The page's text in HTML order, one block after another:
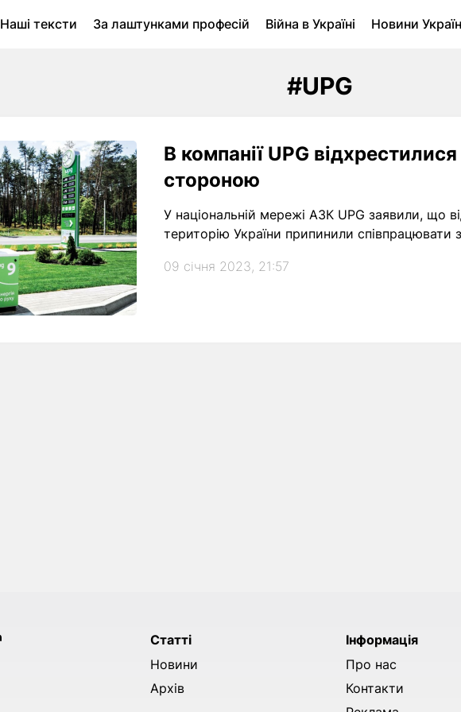
Наші тексти За лаштунками професій Війна в Україні Новини
#UPG
В компанії UPG
стороною
У національній мережі АЗК UPG заявили, що
територію України припинили співпрацювати
09 січня 2023, 21:57
Статті
Новини
Архів
Інформація
Про нас
Контакти